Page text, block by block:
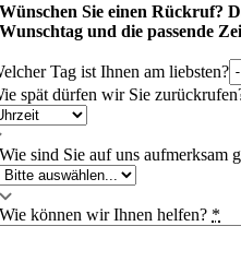
Wünschen Sie einen Rückruf?
Wunschtag und die passende
Tag ist Ihnen am liebsten?
spät dürfen wir Sie
Wie sind Sie auf uns aufmerksam
Wie können wir Ihnen helfen? *